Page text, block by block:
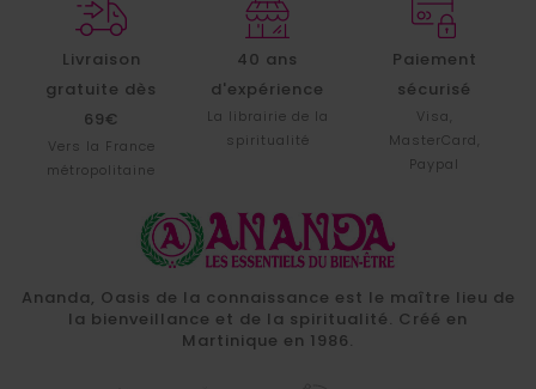
Livraison
gratuite dès
69€
Vers la France
métropolitaine
40 ans
d'expérience
La librairie de la
spiritualité
Paiement
sécurisé
Visa,
MasterCard,
Paypal
Ananda, Oasis de la connaissance est le maître lieu de
la bienveillance et de la spiritualité. Créé en
Martinique en 1986.